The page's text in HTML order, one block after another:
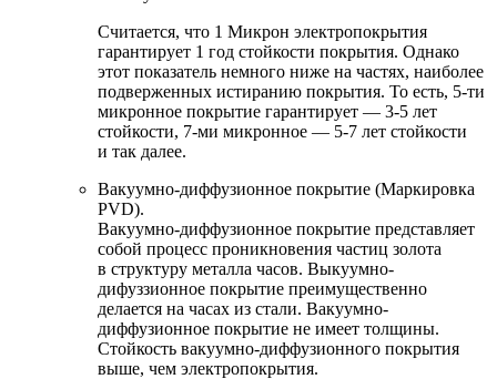
Считается, что 1 Микрон электропокрытия
гарантирует 1 год стойкости покрытия. Однако
этот показатель немного ниже на частях, наиболее
подверженных истиранию покрытия. То есть, 5-ти
микронное покрытие гарантирует — 3-5 лет
стойкости, 7-ми микронное — 5-7 лет стойкости
и так далее.
Вакуумно-диффузионное покрытие (Маркировка
PVD).
Вакуумно-диффузионное покрытие представляет
собой процесс проникновения частиц золота
в структуру металла часов. Выкуумно-
дифуззионное покрытие преимущественно
делается на часах из стали. Вакуумно-
диффузионное покрытие не имеет толщины.
Стойкость вакуумно-диффузионного покрытия
выше, чем электропокрытия.